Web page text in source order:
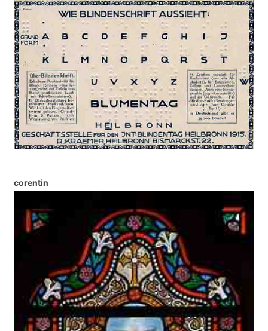
corentin